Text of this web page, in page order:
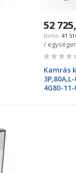
52
41
/
Rating:
Kamrás
4G80-11-